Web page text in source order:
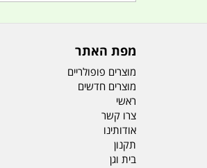
מפת האתר
מוצרים פופולריים
מוצרים חדשים
ראשי
צרו קשר
אודותינו
תקנון
בית וגן